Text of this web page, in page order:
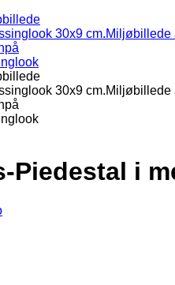
Piedestal i